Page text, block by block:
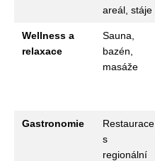
areál, stáje
Wellness a
relaxace
Sauna,
bazén,
masáže
Gastronomie
Restaurace
s
regionální